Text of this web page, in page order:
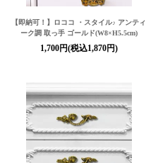
【即納可！】ロココ ・スタイル♪ アンティ
ーク調 取っ手 ゴールド(W8×H5.5cm)
1,700円(税込1,870円)